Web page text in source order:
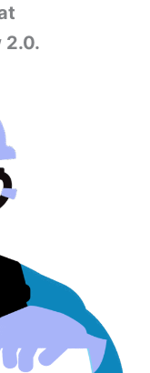
2.0.